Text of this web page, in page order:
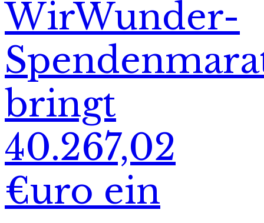
WirWunder-
bringt
40.267,02
€uro ein